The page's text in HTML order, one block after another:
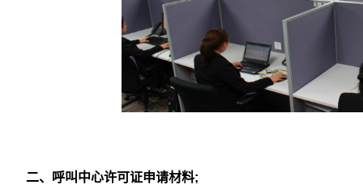
二、呼叫中心许可证申请材料;